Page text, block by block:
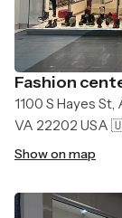
Fashion
1100 S Hayes St,
VA 22202 USA
Show on map